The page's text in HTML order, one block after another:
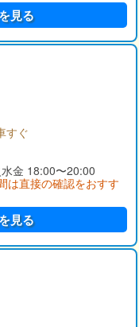
見る
すぐ
金 18:00〜20:00
は直接の確認をおすす
見る